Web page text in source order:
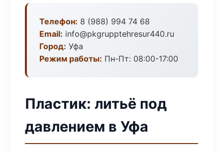
Телефон: 8 (988) 994 74 68
Email: info@pkgrupptehresur440.ru
Город: Уфа
Режим работы: Пн-Пт: 08:00-17:00
Пластик: литьё под
давлением в Уфа